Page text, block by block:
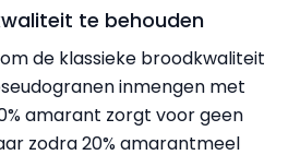
te behouden
de klassieke broodkwaliteit
inmengen met
amarant zorgt voor geen
zodra 20% amarantmeel